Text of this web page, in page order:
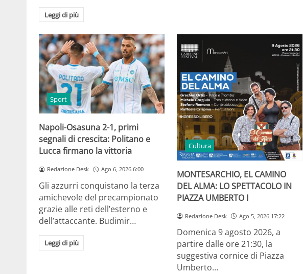
Leggi di più
Sport
Napoli-Osasuna 2-1, primi
segnali di crescita: Politano e
Lucca firmano la vittoria
Redazione Desk Ago 6, 2026 6:00
Gli azzurri conquistano la terza
amichevole del precampionato
grazie alle reti dell’esterno e
dell’attaccante. Budimir…
Leggi di più
Cultura
MONTESARCHIO, EL CAMINO
DEL ALMA: LO SPETTACOLO IN
PIAZZA UMBERTO I
Redazione Desk Ago 5, 2026 17:22
Domenica 9 agosto 2026, a
partire dalle ore 21:30, la
suggestiva cornice di Piazza
Umberto…